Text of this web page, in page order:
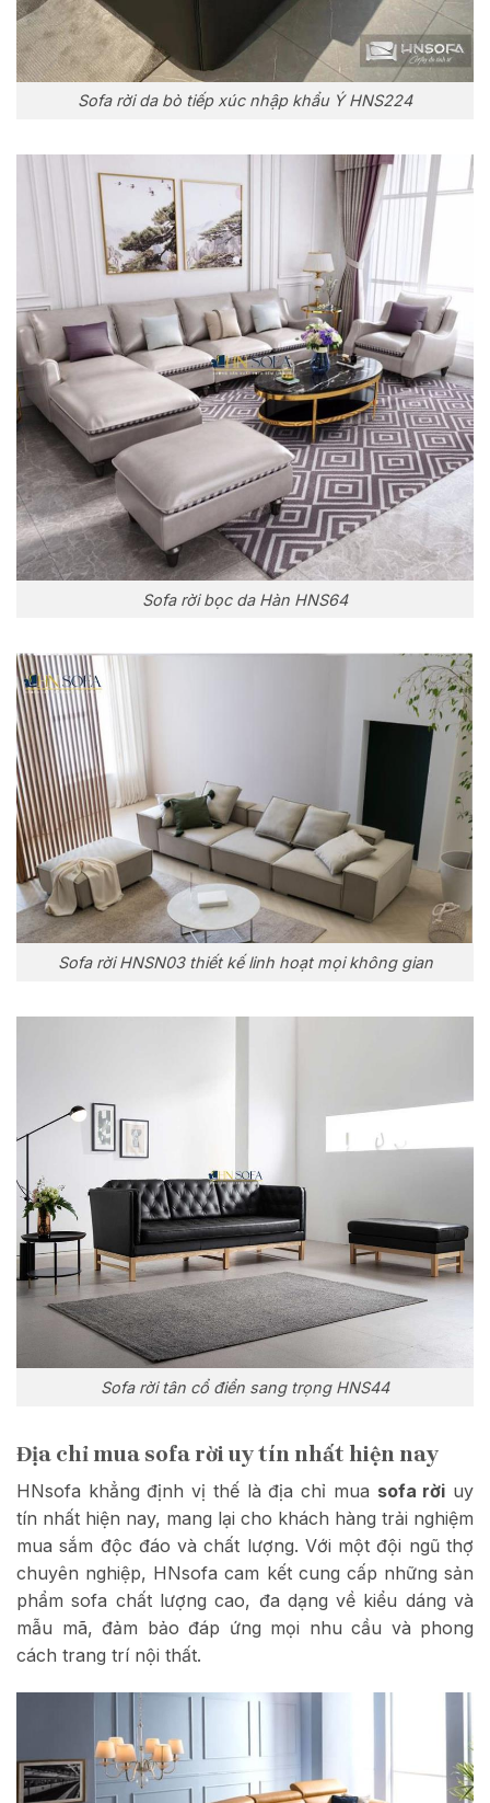
Sofa rời da bò tiếp xúc nhập khẩu Ý HNS224
Sofa rời bọc da Hàn HNS64
Sofa rời HNSN03 thiết kế linh hoạt mọi không gian
Sofa rời tân cổ điển sang trọng HNS44
Địa chỉ mua sofa rời uy tín nhất hiện nay
HNsofa khẳng định vị thế là địa chỉ mua sofa rời uy
tín nhất hiện nay, mang lại cho khách hàng trải nghiệm
mua sắm độc đáo và chất lượng. Với một đội ngũ thợ
chuyên nghiệp, HNsofa cam kết cung cấp những sản
phẩm sofa chất lượng cao, đa dạng về kiểu dáng và
mẫu mã, đảm bảo đáp ứng mọi nhu cầu và phong
cách trang trí nội thất.